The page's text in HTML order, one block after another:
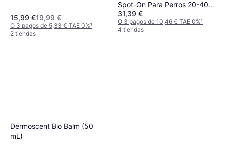
15,99 €19,99 €
O 3 pagos de 5,33 € TAE 0%¹
2 tiendas
Spot-On Para Perros 20-40
kg
31,39 €
O 3 pagos de 10,46 € TAE 0%¹
4 tiendas
Dermoscent Bio Balm (50
mL)